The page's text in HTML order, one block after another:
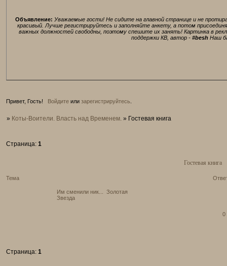
Объявление: Уважаемые гости! Не сидите на главной странице и не
красивый. Лучше регистрируйтесь и заполняйте анкету, а потом
важных должностей свободны, поэтому спешите их занять! Картинка в
поддержки КВ, автор - #beshНаш
Привет, Гость! Войдитеили зарегистрируйтесь
» Коты-Воители. Власть над Временем. » Гостевая книга
Гостевая книга
Страница:1
Тема
Им сменили ник...
Золотая
Звезда
0
Страница:1